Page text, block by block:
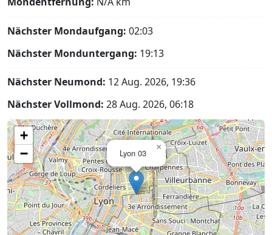
Nächster Mondaufgang: 02:03
Nächster Monduntergang: 19:13
Nächster Neumond: 12 Aug. 2026, 19:36
Nächster Vollmond: 28 Aug. 2026, 06:18
Lyon 03
×
+
−